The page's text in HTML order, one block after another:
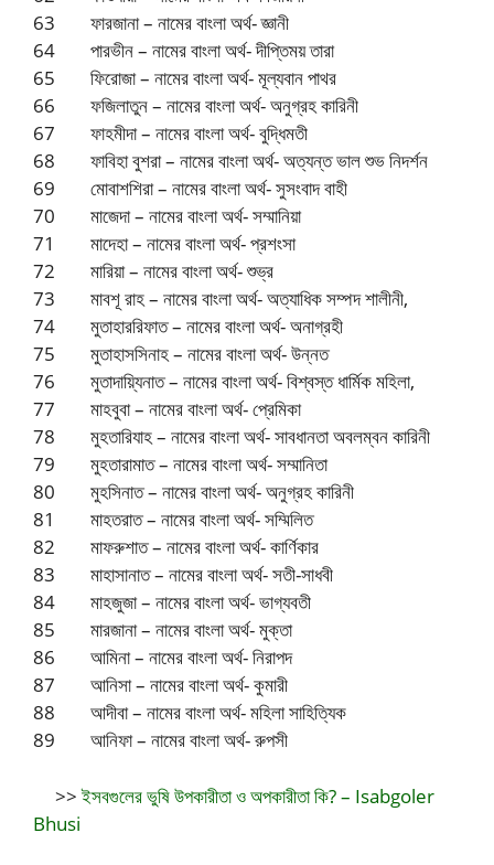
63 ফারজানা – নামের বাংলা অর্থ- জ্ঞানী
64 পারভীন – নামের বাংলা অর্থ- দীপ্তিময় তারা
65 ফিরোজা – নামের বাংলা অর্থ- মূল্যবান পাথর
66 ফজিলাতুন – নামের বাংলা অর্থ- অনুগ্রহ কারিনী
67 ফাহমীদা – নামের বাংলা অর্থ- বুদ্ধিমতী
68 ফাবিহা বুশরা – নামের বাংলা অর্থ- অত্যন্ত ভাল শুভ নিদর্শন
69 মোবাশশিরা – নামের বাংলা অর্থ- সুসংবাদ বাহী
70 মাজেদা – নামের বাংলা অর্থ- সম্মানিয়া
71 মাদেহা – নামের বাংলা অর্থ- প্রশংসা
72 মারিয়া – নামের বাংলা অর্থ- শুভ্র
73 মাবশূ রাহ – নামের বাংলা অর্থ- অত্যাধিক সম্পদ শালীনী,
74 মুতাহাররিফাত – নামের বাংলা অর্থ- অনাগ্রহী
75 মুতাহাসসিনাহ – নামের বাংলা অর্থ- উন্নত
76 মুতাদায়্যিনাত – নামের বাংলা অর্থ- বিশ্বস্ত ধার্মিক মহিলা,
77 মাহবুবা – নামের বাংলা অর্থ- প্রেমিকা
78 মুহতারিযাহ – নামের বাংলা অর্থ- সাবধানতা অবলম্বন কারিনী
79 মুহতারামাত – নামের বাংলা অর্থ- সম্মানিতা
80 মুহসিনাত – নামের বাংলা অর্থ- অনুগ্রহ কারিনী
81 মাহতরাত – নামের বাংলা অর্থ- সম্মিলিত
82 মাফরুশাত – নামের বাংলা অর্থ- কার্ণিকার
83 মাহাসানাত – নামের বাংলা অর্থ- সতী-সাধবী
84 মাহজুজা – নামের বাংলা অর্থ- ভাগ্যবতী
85 মারজানা – নামের বাংলা অর্থ- মুক্তা
86 আমিনা – নামের বাংলা অর্থ- নিরাপদ
87 আনিসা – নামের বাংলা অর্থ- কুমারী
88 আদীবা – নামের বাংলা অর্থ- মহিলা সাহিত্যিক
89 আনিফা – নামের বাংলা অর্থ- রুপসী
>>ইসবগুলের ভুষি উপকারীতা ও অপকারীতা কি? – Isabgoler
Bhusi